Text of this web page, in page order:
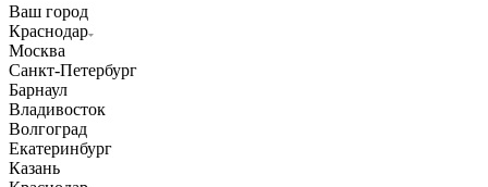
Ваш город
Краснодар
Москва
Санкт-Петербург
Барнаул
Владивосток
Волгоград
Екатеринбург
Казань